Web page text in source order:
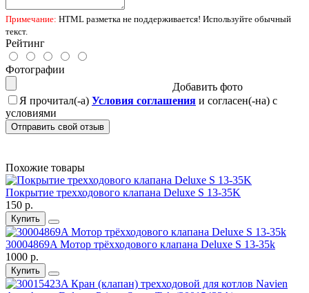
Примечание: HTML разметка не поддерживается! Используйте обычный
текст.
Рейтинг
Фотографии
Добавить фото
Я прочитал(-а) Условия соглашения и согласен(-на) с
условиями
Отправить свой отзыв
Похожие товары
Покрытие трехходового клапана Deluxe S 13-35K
150 р.
Купить
30004869A Мотор трёхходового клапана Deluxe S 13-35k
1000 р.
Купить